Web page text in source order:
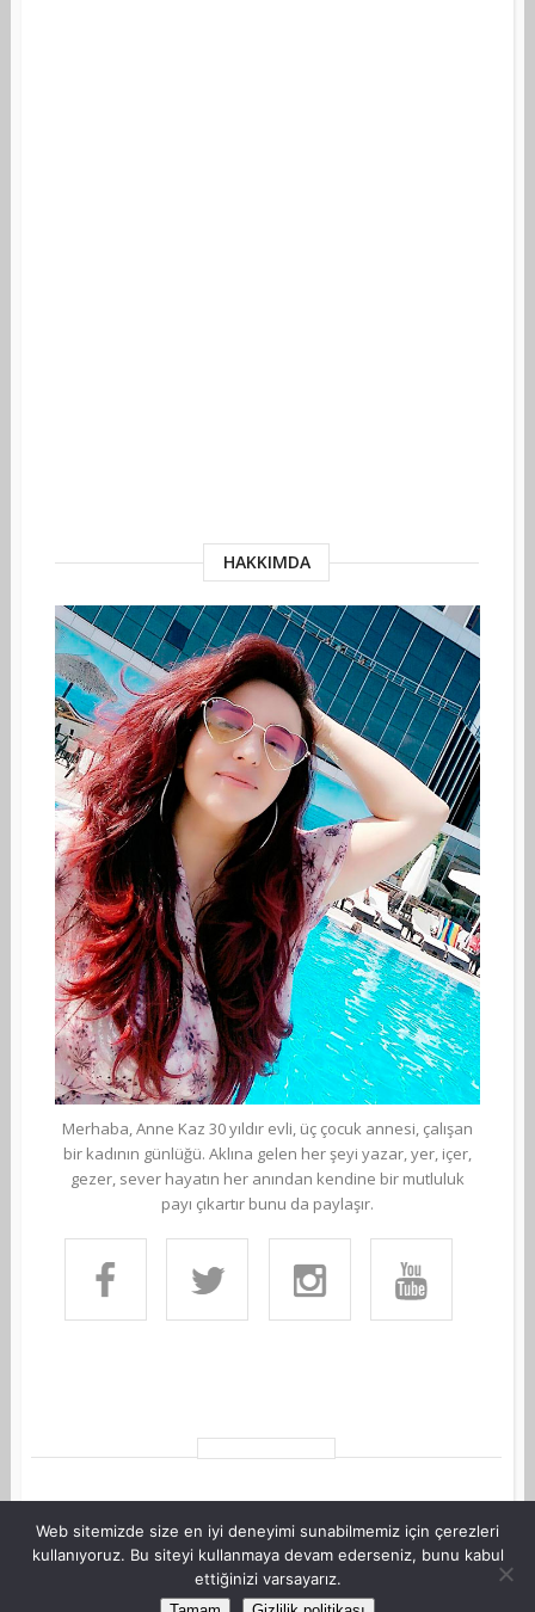
HAKKIMDA
Merhaba, Anne Kaz 30 yıldır evli, üç çocuk annesi, çalışan
bir kadının günlüğü. Aklına gelen her şeyi yazar, yer, içer,
gezer, sever hayatın her anından kendine bir mutluluk
payı çıkartır bunu da paylaşır.
©Copyright AnneKaz.com 2007. Her hakkı saklıdır.
Web sitemizde size en iyi deneyimi sunabilmemiz için çerezleri
kullanıyoruz. Bu siteyi kullanmaya devam ederseniz, bunu kabul
ettiğinizi varsayarız.